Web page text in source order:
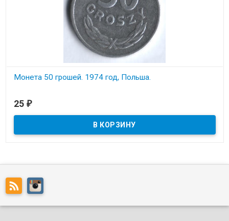
Монета 50 грошей. 1974 год, Польша.
25 ₽